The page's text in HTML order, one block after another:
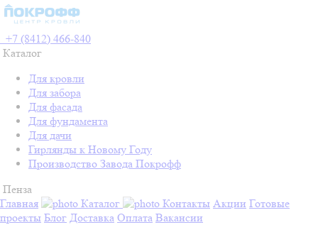
+7 (8412) 466-840
Каталог
Для кровли
Для забора
Для фасада
Для фундамента
Для дачи
Гирлянды к Новому Году
Производство Завода Покрофф
Пенза
Главная
Каталог Контакты Акции Готовые
проекты Блог Доставка Оплата Вакансии